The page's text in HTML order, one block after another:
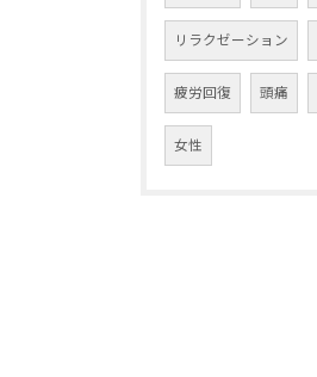
リラクゼーション
疲労回復 頭痛
女性